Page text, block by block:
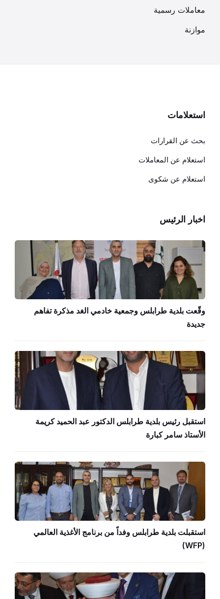
معاملات رسمية
موازنة
استعلامات
بحث عن القرارات
استعلام عن المعاملات
استعلام عن شكوى
اخبار الرئيس
وقّعت بلدية طرابلس وجمعية خادمي الغد مذكرة تفاهم
جديدة
استقبل رئيس بلدية طرابلس الدكتور عبد الحميد كريمة
الأستاذ سامر كبارة
استقبلت بلدية طرابلس وفداً من برنامج الأغذية العالمي
(WFP)